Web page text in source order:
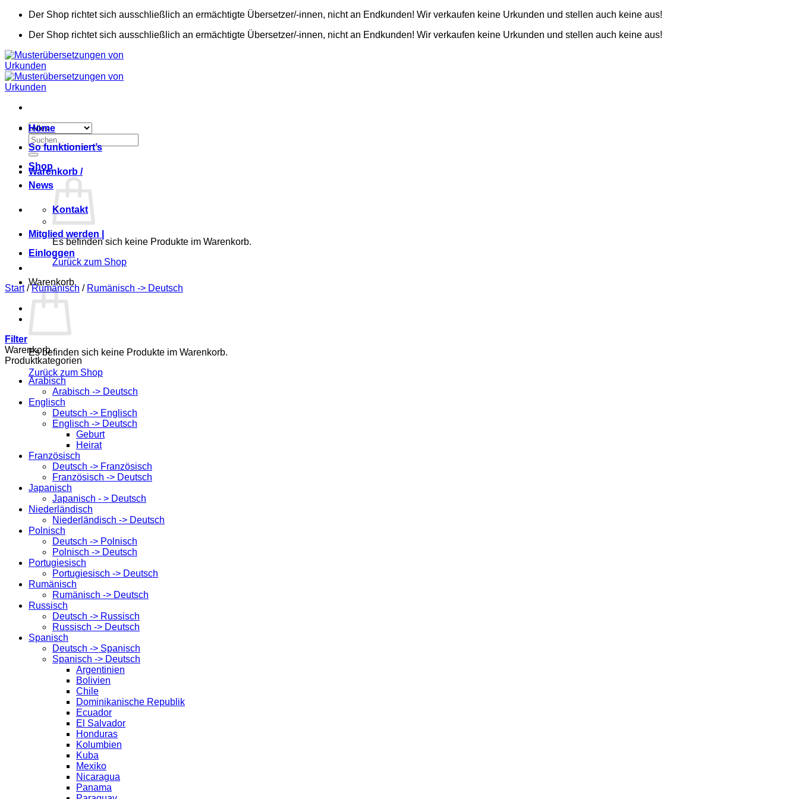
Zum
springen
Der Shop richtet sich ausschließlich an ermächtigte Übersetzer/-innen, nicht an Endkunden! Wir verkaufen keine Urkunden und stellen auch keine aus!
Der Shop richtet sich ausschließlich an ermächtigte Übersetzer/-innen, nicht an Endkunden! Wir verkaufen keine Urkunden und stellen auch keine aus!
Suchen
nach:
Warenkorb /
Es befinden sich keine Produkte im Warenkorb.
Zurück zum Shop
Warenkorb
Es befinden sich keine Produkte im Warenkorb.
Zurück zum Shop
Home
So funktioniert’s
Shop
News
Kontakt
Mitglied werden |
Einloggen
Start / Rumänisch / Rumänisch -> Deutsch
Filter
Warenkorb
Produktkategorien
Arabisch
Arabisch -> Deutsch
Englisch
Deutsch -> Englisch
Englisch -> Deutsch
Geburt
Heirat
Französisch
Deutsch -> Französisch
Französisch -> Deutsch
Japanisch
Japanisch - > Deutsch
Niederländisch
Niederländisch -> Deutsch
Polnisch
Deutsch -> Polnisch
Polnisch -> Deutsch
Portugiesisch
Portugiesisch -> Deutsch
Rumänisch
Rumänisch -> Deutsch
Russisch
Deutsch -> Russisch
Russisch -> Deutsch
Spanisch
Deutsch -> Spanisch
Spanisch -> Deutsch
Argentinien
Bolivien
Chile
Dominikanische Republik
Ecuador
El Salvador
Honduras
Kolumbien
Kuba
Mexiko
Nicaragua
Panama